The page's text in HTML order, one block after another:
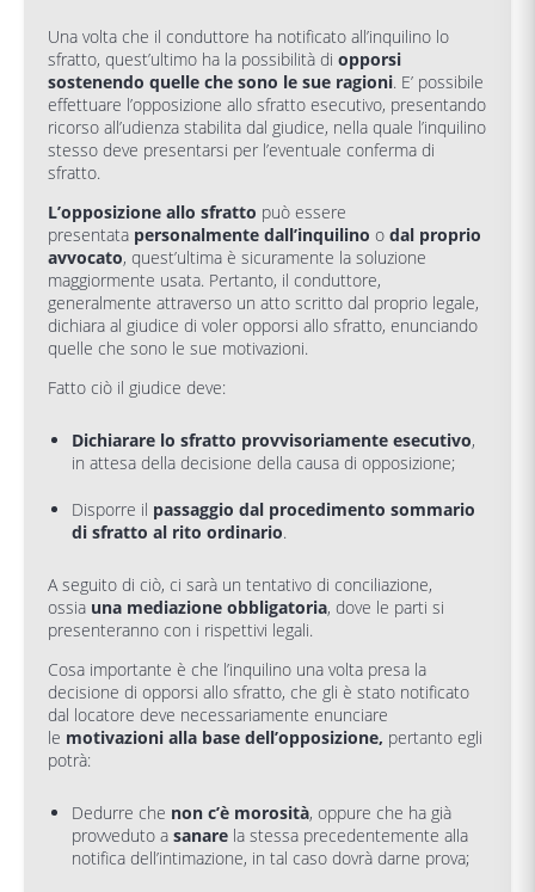
Una volta che il conduttore ha notificato all’inquilino lo
sfratto, quest’ultimo ha la possibilità di opporsi
sostenendo quelle che sono le sue ragioni. E’ possibile
effettuare l’opposizione allo sfratto esecutivo, presentando
ricorso all’udienza stabilita dal giudice, nella quale l’inquilino
stesso deve presentarsi per l’eventuale conferma di
sfratto.
L’opposizione allo sfratto può essere
presentata personalmente dall’inquilino o dal proprio
avvocato, quest’ultima è sicuramente la soluzione
maggiormente usata. Pertanto, il conduttore,
generalmente attraverso un atto scritto dal proprio legale,
dichiara al giudice di voler opporsi allo sfratto, enunciando
quelle che sono le sue motivazioni.
Fatto ciò il giudice deve:
Dichiarare lo sfratto provvisoriamente esecutivo,
in attesa della decisione della causa di opposizione;
Disporre il passaggio dal procedimento sommario
di sfratto al rito ordinario.
A seguito di ciò, ci sarà un tentativo di conciliazione,
ossia una mediazione obbligatoria, dove le parti si
presenteranno con i rispettivi legali.
Cosa importante è che l’inquilino una volta presa la
decisione di opporsi allo sfratto, che gli è stato notificato
dal locatore deve necessariamente enunciare
le motivazioni alla base dell’opposizione, pertanto egli
potrà:
Dedurre che non c’è morosità, oppure che ha già
provveduto a sanare la stessa precedentemente alla
notifica dell’intimazione, in tal caso dovrà darne prova;